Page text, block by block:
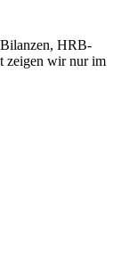
HRB-
zeigen wir nur im